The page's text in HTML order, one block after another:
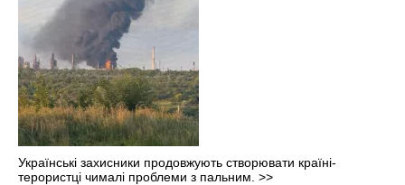
Українські захисники продовжують створювати країні-
терористці чималі проблеми з пальним. >>